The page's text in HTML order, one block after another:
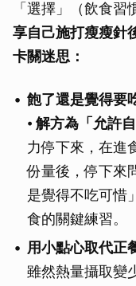
「選擇」（飲食習
享自己施打瘦瘦針
卡關迷思：
飽了還是覺得要
⦁ 解方為「允許
力停下來，在進
份量後，停下來
是覺得不吃可惜
食的關鍵練習。
用小點心取代正
雖然熱量攝取變